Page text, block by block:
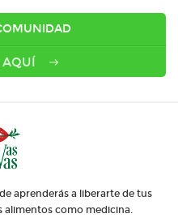
AQUÍ
aprenderás a liberarte de tus
alimentos como medicina.